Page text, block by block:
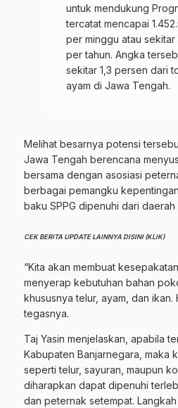
untuk mendukung
tercatat mencapai
per minggu atau
per tahun. Angka
sekitar 1,3 persen dari
ayam di Jawa Tengah.
Melihat besarnya potensi
Jawa Tengah berencana
bersama dengan asosiasi
berbagai pemangku
baku SPPG dipenuhi dari daerah
CEK BERITA UPDATE LAINNYA DISINI (KLIK)
“Kita akan membuat
menyerap kebutuhan bahan
khususnya telur, ayam, dan ikan.
tegasnya.
Taj Yasin menjelaskan, apabila
Kabupaten Banjarnegara, maka
seperti telur, sayuran, maupun
diharapkan dapat dipenuhi
dan peternak setempat.